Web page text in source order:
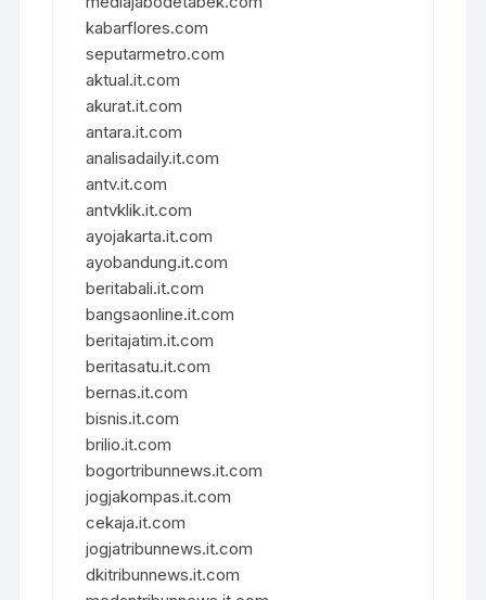
kabarflores.com
seputarmetro.com
aktual.it.com
akurat.it.com
antara.it.com
analisadaily.it.com
antv.it.com
antvklik.it.com
ayojakarta.it.com
ayobandung.it.com
beritabali.it.com
bangsaonline.it.com
beritajatim.it.com
beritasatu.it.com
bernas.it.com
bisnis.it.com
brilio.it.com
bogortribunnews.it.com
jogjakompas.it.com
cekaja.it.com
jogjatribunnews.it.com
dkitribunnews.it.com